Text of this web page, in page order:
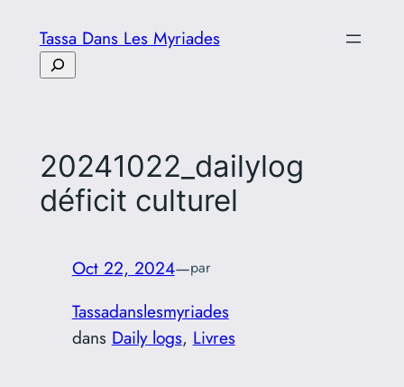
contenu
Tassa Dans Les Myriades
Rechercher
20241022_dailylog
déficit culturel
Oct 22, 2024—par
Tassadanslesmyriades
dans Daily logs, Livres